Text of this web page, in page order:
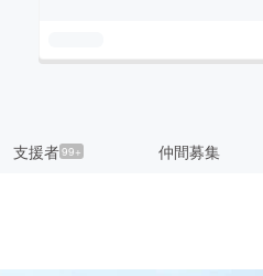
支援者99+ 仲間募集